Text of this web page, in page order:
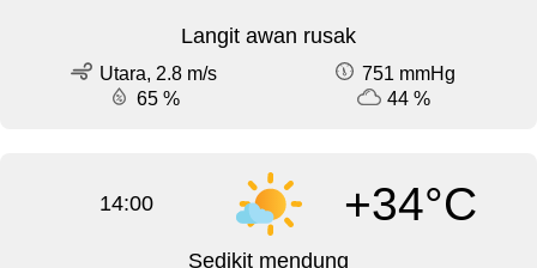
Langit awan rusak
Utara, 2.8 m/s
751 mmHg
65 %
44 %
14:00 +34°C
Sedikit mendung